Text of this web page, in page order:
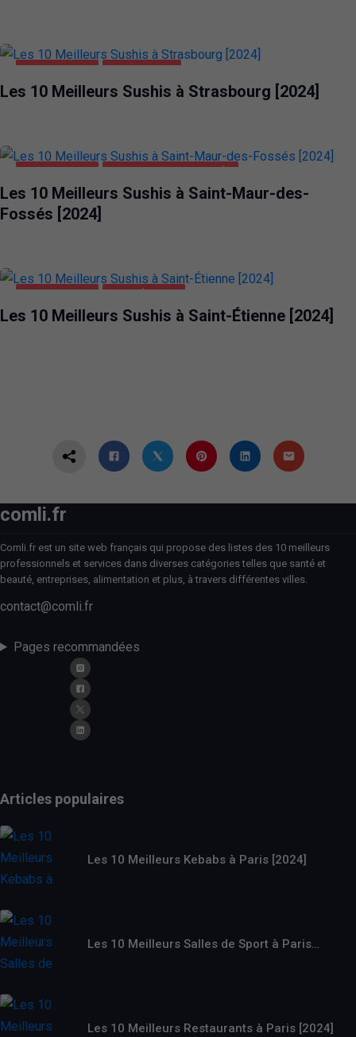
Les 10 Meilleurs Sushis à Strasbourg [2024]
Les 10 Meilleurs Sushis à Saint-Maur-des-
Fossés [2024]
Les 10 Meilleurs Sushis à Saint-Étienne [2024]
comli.fr
Comli.fr est un site web français qui propose des listes des 10 meilleurs
professionnels et services dans diverses catégories telles que santé et
beauté, entreprises, alimentation et plus, à travers différentes villes.
contact@comli.fr
Pages recommandées
Articles populaires
Les 10 Meilleurs Kebabs à Paris [2024]
Les 10 Meilleurs Salles de Sport à Paris…
Les 10 Meilleurs Restaurants à Paris [2024]